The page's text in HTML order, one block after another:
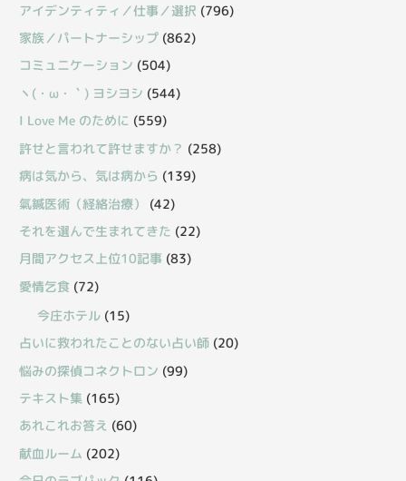
アイデンティティ／仕事／選択 (796)
家族／パートナーシップ (862)
コミュニケーション (504)
丶(・ω・｀) ヨシヨシ (544)
I Love Me のために (559)
許せと言われて許せますか？ (258)
病は気から、気は病から (139)
氣鍼医術（経絡治療）
(42)
それを選んで生まれてきた (22)
月間アクセス上位10記事 (83)
愛情乞食 (72)
今庄ホテル (15)
占いに救われたことのない占い師 (20)
悩みの探偵コネクトロン (99)
テキスト集 (165)
あれこれお答え (60)
献血ルーム (202)